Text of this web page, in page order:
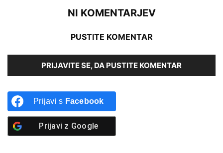
NI KOMENTARJEV
PUSTITE KOMENTAR
PRIJAVITE SE, DA PUSTITE KOMENTAR
Prijavi s Facebook
Prijavi z Google